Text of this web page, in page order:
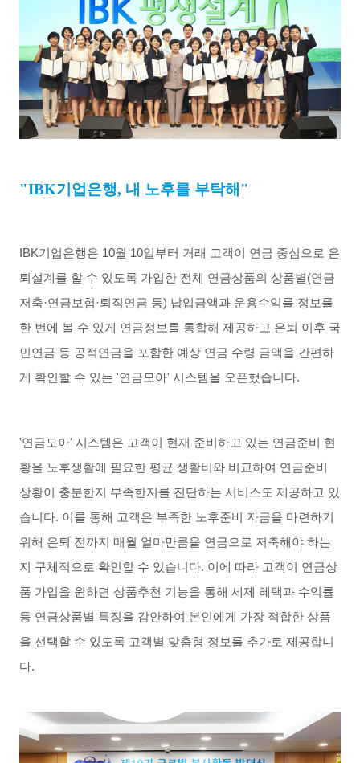
"IBK기업은행, 내 노후를 부탁해 "
IBK기업은행은 10월 10일부터 거래 고객이 연금 중심으로 은
퇴설계를 할 수 있도록 가입한 전체 연금상품의 상품별(연금
저축·연금보험·퇴직연금 등) 납입금액과 운용수익률 정보를
한 번에 볼 수 있게 연금정보를 통합해 제공하고 은퇴 이후 국
민연금 등 공적연금을 포함한 예상 연금 수령 금액을 간편하
게 확인할 수 있는 '연금모아' 시스템을 오픈했습니다.
'연금모아' 시스템은 고객이 현재 준비하고 있는 연금준비 현
황을 노후생활에 필요한 평균 생활비와 비교하여 연금준비
상황이 충분한지 부족한지를 진단하는 서비스도 제공하고 있
습니다. 이를 통해 고객은 부족한 노후준비 자금을 마련하기
위해 은퇴 전까지 매월 얼마만큼을 연금으로 저축해야 하는
지 구체적으로 확인할 수 있습니다. 이에 따라 고객이 연금상
품 가입을 원하면 상품추천 기능을 통해 세제 혜택과 수익률
등 연금상품별 특징을 감안하여 본인에게 가장 적합한 상품
을 선택할 수 있도록 고객별 맞춤형 정보를 추가로 제공합니
다.